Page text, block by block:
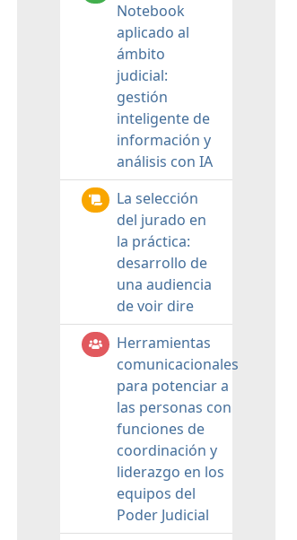
Notebook
aplicado al
ámbito
judicial:
gestión
inteligente de
información y
análisis con IA
La selección
del jurado en
la práctica:
desarrollo de
una audiencia
de voir dire
Herramientas
comunicacionales
para potenciar a
las personas con
funciones de
coordinación y
liderazgo en los
equipos del
Poder Judicial